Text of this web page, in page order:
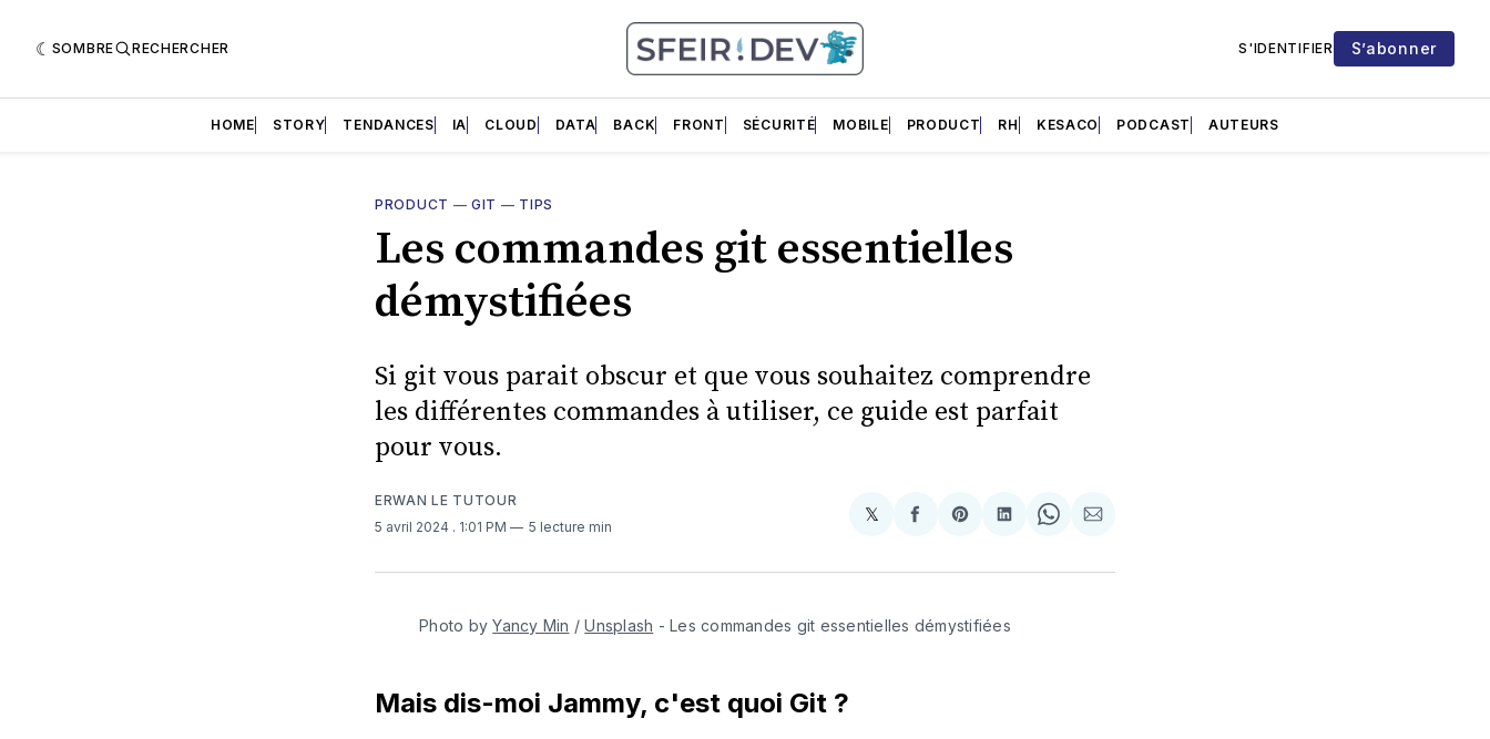
SOMBRE RECHERCHER S'IDENTIFIER S’abonner
HOME STORY TENDANCES IA CLOUD DATA BACK FRONT SÉCURITÉ MOBILE PRODUCT RH KESACO PODCAST AUTEURS
PRODUCT —GIT — TIPS
Les commandes git essentielles
démystifiées
Si git vous parait obscur et que vous souhaitez comprendre
les différentes commandes à utiliser, ce guide est parfait
pour vous.
ERWAN LE TUTOUR
5 avril 2024 . 1:01 PM 5 lecture min
𝕏Share
X
Partager
Facebook
Share
Pinterest
Partager
LinkedIn
Share
WhatsApp
Partager
Courriel
Photo by Yancy Min / Unsplash - Les commandes git essentielles démystifiées
Mais dis-moi Jammy, c'est quoi Git ?